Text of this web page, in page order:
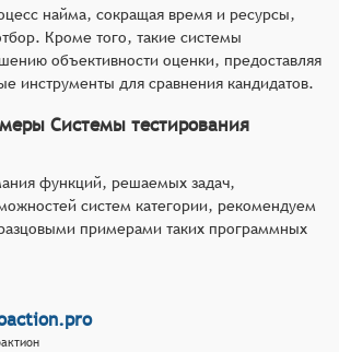
найма, сокращая время и ресурсы,
Кроме того, такие системы
объективности оценки, предоставляя
инструменты для сравнения кандидатов.
Системы тестирования
функций, решаемых задач,
систем категории, рекомендуем
примерами таких программных